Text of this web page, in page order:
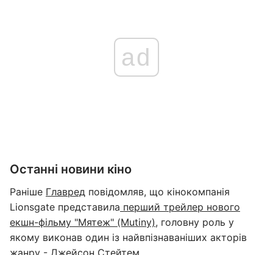
ad
Останні новини кіно
Раніше Главред повідомляв, що кінокомпанія
Lionsgate представила перший трейлер нового
екшн-фільму "Мятеж" (Mutiny), головну роль у
якому виконав один із найвпізнаваніших акторів
жанру - Джейсон Стейтем.